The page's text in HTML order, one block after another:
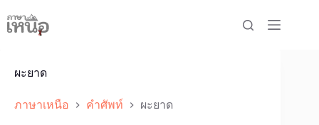
to
content
ผะยาด
ภาษาเหนือ คำศัพท์ ผะยาด